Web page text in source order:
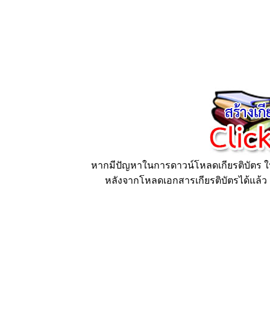
หากมีปัญหาในการดาวน์โหลดเกียรติบัตร
หลังจากโหลดเอกสารเกียรติบัตรได้แล้